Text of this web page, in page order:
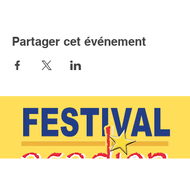
Partager cet événement